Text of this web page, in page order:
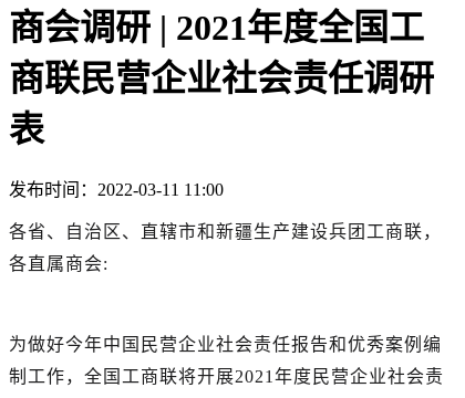
商会调研 | 2021年度全国工
商联民营企业社会责任调研
表
发布时间：2022-03-11 11:00
各省、自治区、直辖市和新疆生产建设兵团工商联，
各直属商会:
为做好今年中国民营企业社会责任报告和优秀案例编
制工作，全国工商联将开展2021年度民营企业社会责